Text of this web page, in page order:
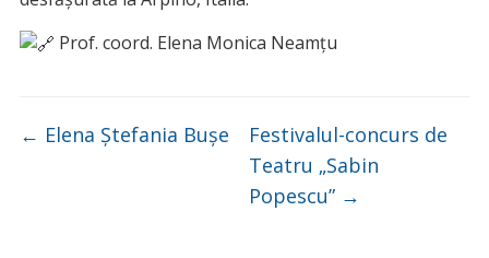
Prof. coord. Elena Monica Neamțu
← Elena Ștefania Bușe
Festivalul-concurs de
Teatru „Sabin
Popescu” →